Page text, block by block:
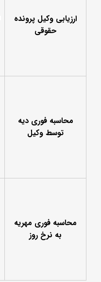
ارزیابی وکیل پرونده
حقوقی
محاسبه فوری دیه
توسط وکیل
محاسبه فوری مهریه
به نرخ روز